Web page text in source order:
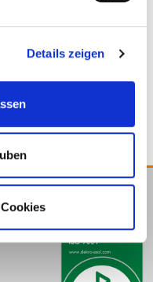
Details zeigen